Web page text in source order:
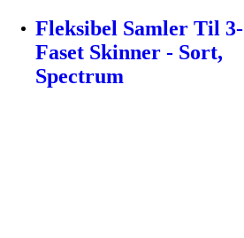
Fleksibel Samler Til 3-
Faset Skinner - Sort,
Spectrum